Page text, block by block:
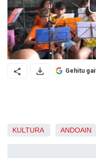
Gehitu
KULTURA ANDOAIN